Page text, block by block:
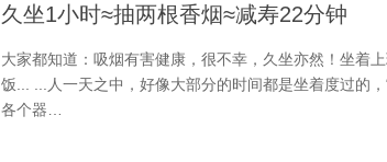
久坐1小时≈抽两根香烟≈减寿22分钟
大家都知道：吸烟有害健康，很不幸，久坐亦然！坐着
饭... ...人一天之中，好像大部分的时间都是坐着度过的
各个器…